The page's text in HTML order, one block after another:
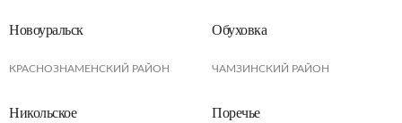
Новоуральск
КРАСНОЗНАМЕНСКИЙ РАЙОН
Обуховка
ЧАМЗИНСКИЙ РАЙОН
Никольское Поречье